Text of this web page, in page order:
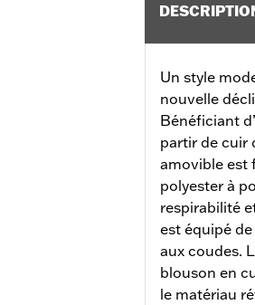
Un style
nouvelle
Bénéficiant
partir de cuir
amovible est
polyester à
respirabilité
est équipé
aux coudes.
blouson en
le matériau